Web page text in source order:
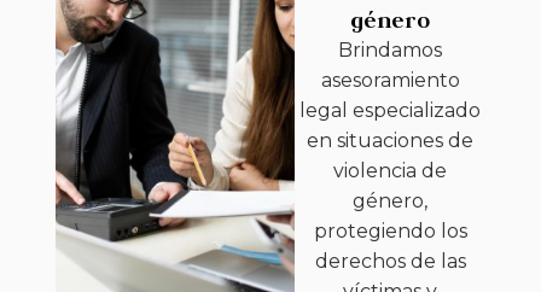
género
Brindamos
asesoramiento
legal especializado
en situaciones de
violencia de
género,
protegiendo los
derechos de las